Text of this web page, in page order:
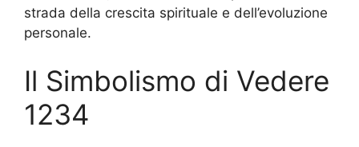
strada della crescita spirituale e dell’evoluzione
personale.
Il Simbolismo di Vedere
1234